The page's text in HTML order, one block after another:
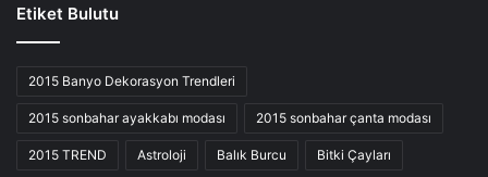
Etiket Bulutu
2015 Banyo Dekorasyon Trendleri
2015 sonbahar ayakkabı modası 2015 sonbahar çanta modası
2015 TREND Astroloji Balık Burcu Bitki Çayları